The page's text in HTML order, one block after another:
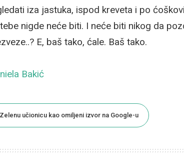
iza jastuka, ispod kreveta i po
nigde neće biti. I neće biti nikog da
E, baš tako, ćale. Baš tako.
Bakić
učionicu kao omiljeni izvor na Google-u